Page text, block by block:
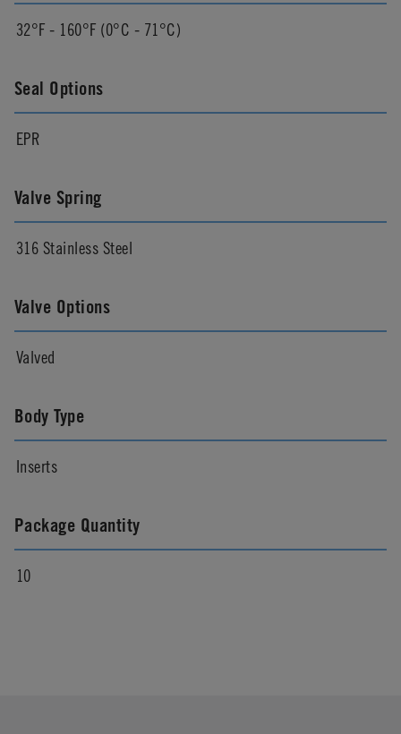
32°F - 160°F (0°C - 71°C)
Seal Options
EPR
Valve Spring
316 Stainless Steel
Valve Options
Valved
Body Type
Inserts
Package Quantity
10